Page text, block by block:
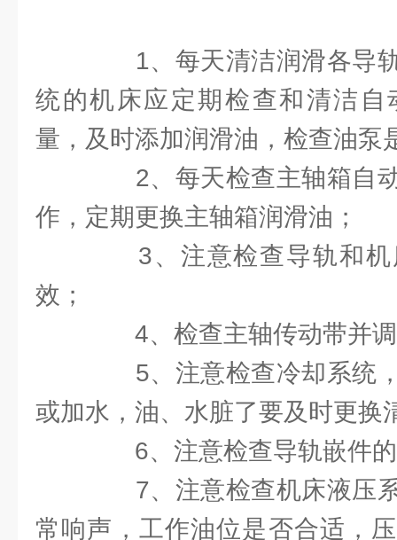
1、每天清洁润滑各导轨
统的机床应定期检查和清洁自
量，及时添加润滑油，检查油泵
2、每天检查主轴箱自动
作，定期更换主轴箱润滑油；
3、注意检查导轨和机
效；
4、检查主轴传动带并调
5、注意检查冷却系统，
或加水，油、水脏了要及时更换
6、注意检查导轨嵌件的
7、注意检查机床液压系
常响声，工作油位是否合适，